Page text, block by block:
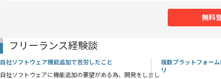
無料
フリーランス経験談
自社ソフトウェア機能追加で苦労したこと
自社ソフトウェアに機能追加の要望がある為、開発をしまし
複数プラットフォー
リ